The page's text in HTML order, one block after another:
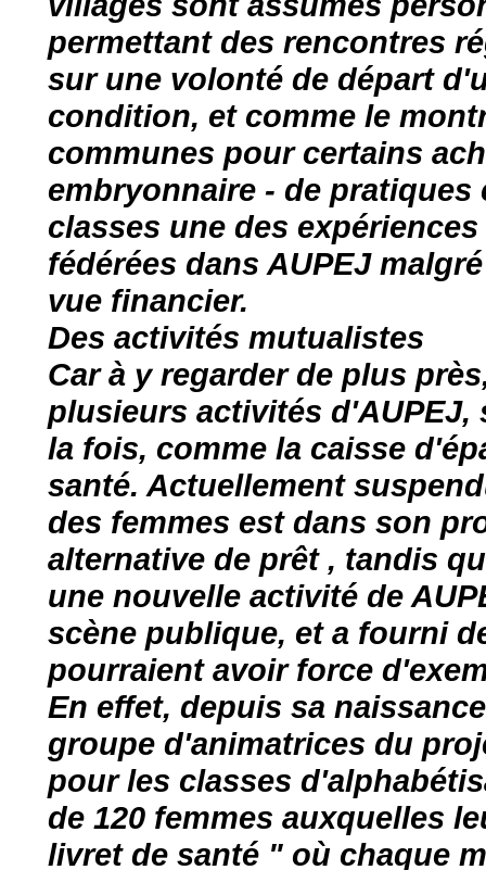
permettant des rencontres
sur une volonté de départ
condition, et comme le
communes pour certains
embryonnaire - de
classes une des
fédérées dans AUPEJ
vue financier.
Des activités mutualistes
Car à y regarder de plus
plusieurs activités
la fois, comme la caisse
santé. Actuellement
des femmes est dans son
alternative de prêt , tandis
une nouvelle activité de
scène publique, et a fourni
pourraient avoir force
En effet, depuis sa
groupe d'animatrices du
pour les classes
de 120 femmes auxquelles
livret de santé " où chaque